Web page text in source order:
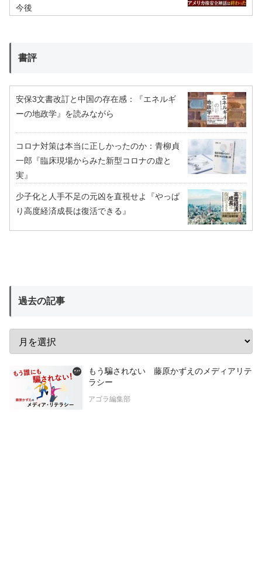
今後
書評
安保3文書改訂と中国の存在感：『エネルギ
ーの地政学』を読みながら
コロナ対策は本当に正しかったのか：青柳貞
一郎『臨床現場からみた新型コロナの虚と
実』
少子化と人手不足の元凶を直視せよ『やっぱ
り高度経済成長は復活できる』
過去の記事
もう騙されない 藤原かずえのメディアリテ
ラシー
アゴラ編集部